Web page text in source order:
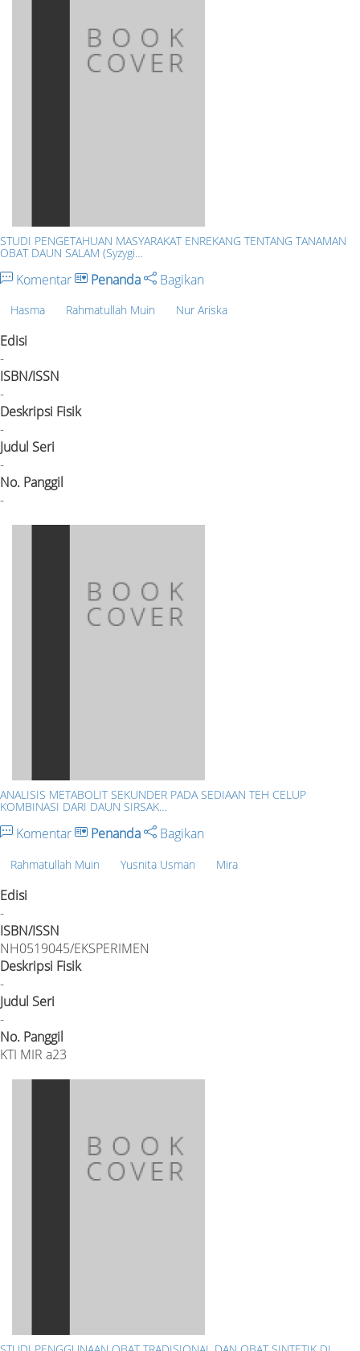
STUDI PENGETAHUAN MASYARAKAT ENREKANG TENTANG TANAMAN
OBAT DAUN SALAM (Syzygi…
Komentar Penanda Bagikan
Hasma Rahmatullah Muin Nur Ariska
Edisi
-
ISBN/ISSN
-
Deskripsi Fisik
-
Judul Seri
-
No. Panggil
-
ANALISIS METABOLIT SEKUNDER PADA SEDIAAN TEH CELUP
KOMBINASI DARI DAUN SIRSAK…
Komentar Penanda Bagikan
Rahmatullah Muin Yusnita Usman Mira
Edisi
-
ISBN/ISSN
NH0519045/EKSPERIMEN
Deskripsi Fisik
-
Judul Seri
-
No. Panggil
KTI MIR a23